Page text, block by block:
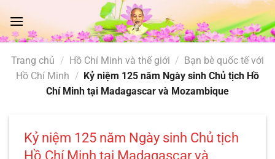
đến
nội
Trang chủ / Hồ Chí Minh và thế giới / Bạn bè quốc tế với
Hồ Chí Minh / Kỷ niệm 125 năm Ngày sinh Chủ tịch Hồ
Chí Minh tại Madagascar và Mozambique
Kỷ niệm 125 năm Ngày sinh Chủ tịch
Hồ Chí Minh tại Madagascar và